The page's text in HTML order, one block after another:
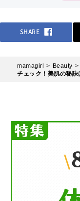
SHARE
mamagirl Beauty
チェック！美肌の秘訣